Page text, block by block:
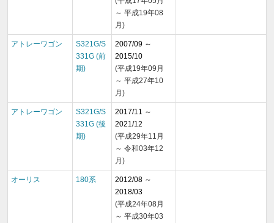
～ 平成19年08
月)
アトレーワゴン
S321G/S
331G (前
期)
2007/09 ～
2015/10
(平成19年09月
～ 平成27年10
月)
アトレーワゴン
S321G/S
331G (後
期)
2017/11 ～
2021/12
(平成29年11月
～ 令和03年12
月)
オーリス 180系
2012/08 ～
2018/03
(平成24年08月
～ 平成30年03